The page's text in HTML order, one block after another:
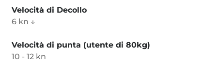
Velocità di Decollo
6 kn ↓
Velocità di punta (utente di 80kg)
10 - 12 kn